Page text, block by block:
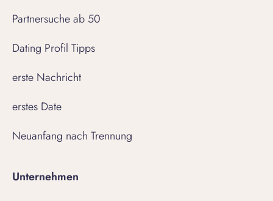
Partnersuche ab 50
Dating Profil Tipps
erste Nachricht
erstes Date
Neuanfang nach Trennung
Unternehmen